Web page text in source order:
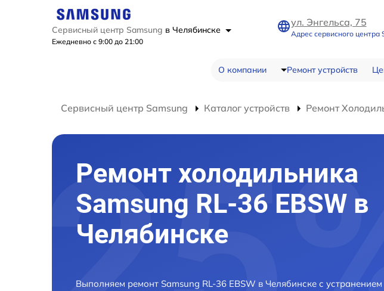
Сервисный центр Samsung в Челябинске
Ежедневно с 9:00 до 21:00
ул. Энгельса, 75
Адрес сервисного центра
О компании Ремонт устройств
Сервисный центр Samsung Каталог устройств Ремонт
Ремонт холодильника
Samsung RL-36 EBSW в
Челябинске
Выполняем ремонт Samsung RL-36 EBSW в Челябинске с устранением